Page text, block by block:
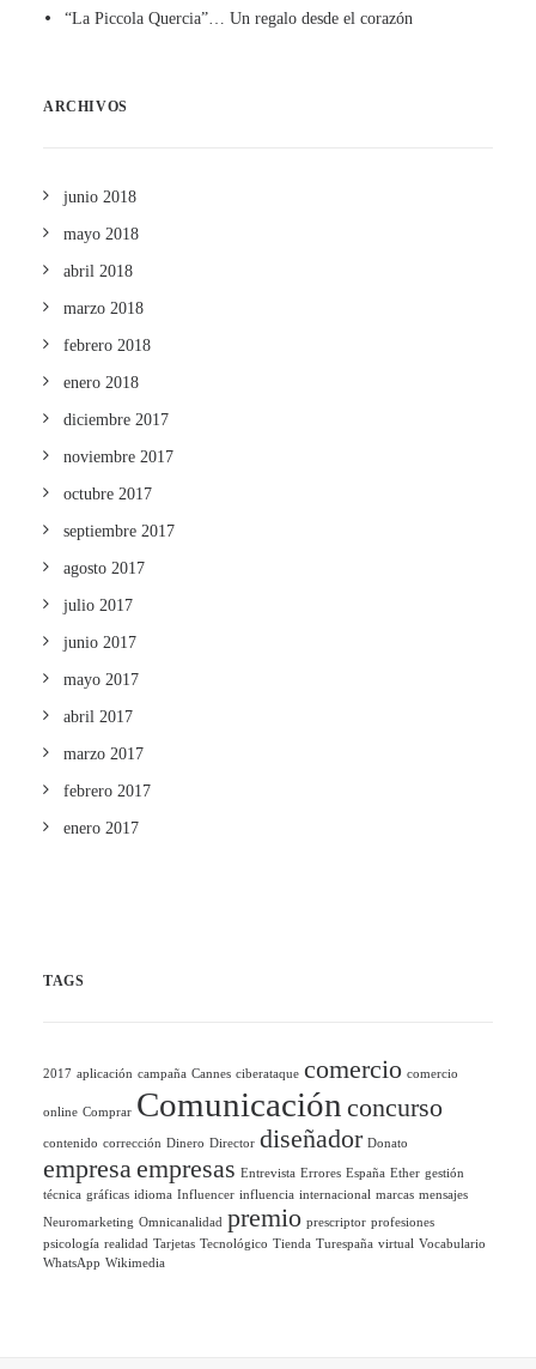
“La Piccola Quercia”… Un regalo desde el corazón
ARCHIVOS
junio 2018
mayo 2018
abril 2018
marzo 2018
febrero 2018
enero 2018
diciembre 2017
noviembre 2017
octubre 2017
septiembre 2017
agosto 2017
julio 2017
junio 2017
mayo 2017
abril 2017
marzo 2017
febrero 2017
enero 2017
TAGS
2017 aplicación campaña Cannes ciberataque comercio comercio
online Comprar Comunicación concurso
contenido corrección Dinero Director diseñador Donato
empresaempresas Entrevista Errores España Ether gestión
técnica gráficas idioma Influencer influencia internacional marcas mensajes
Neuromarketing Omnicanalidad premio prescriptor profesiones
psicología realidad Tarjetas Tecnológico Tienda Turespaña virtual Vocabulario
WhatsApp Wikimedia